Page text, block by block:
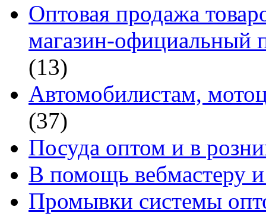
Оптовая продажа
магазин-официальный
(13)
Автомобилистам,
(37)
Посуда оптом и в
В помощь вебмастеру и
Промывки системы